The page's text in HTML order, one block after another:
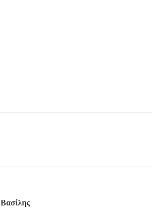
Βασίλης